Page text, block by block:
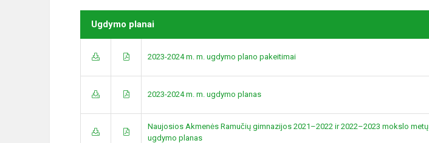
Ugdymo planai
2023-2024 m. m. ugdymo plano pakeitimai
2023-2024 m. m. ugdymo planas
Naujosios Akmenės Ramučių gimnazijos 2021–2022 ir 2022–2023 mokslo metų
ugdymo planas